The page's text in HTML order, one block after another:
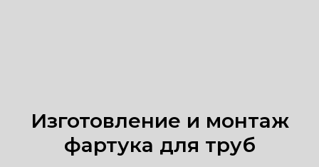
Изготовление и монтаж
фартука для труб